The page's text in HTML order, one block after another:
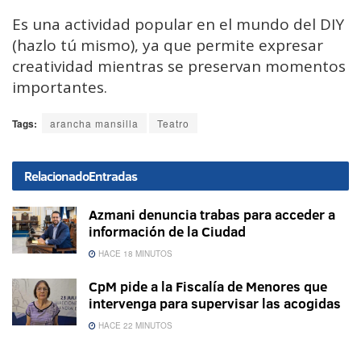
Es una actividad popular en el mundo del DIY
(hazlo tú mismo), ya que permite expresar
creatividad mientras se preservan momentos
importantes.
Tags: arancha mansilla Teatro
RelacionadoEntradas
Azmani denuncia trabas para acceder a
información de la Ciudad
HACE 18 MINUTOS
CpM pide a la Fiscalía de Menores que
intervenga para supervisar las acogidas
HACE 22 MINUTOS